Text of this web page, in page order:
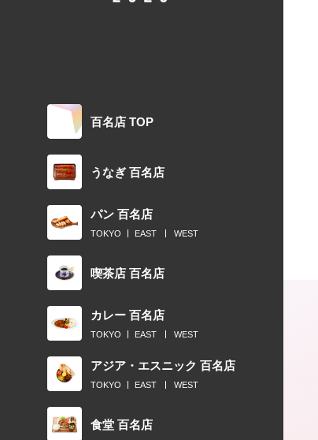
百名店 TOP
うなぎ 百名店
パン 百名店
TOKYO EAST WEST
喫茶店 百名店
カレー 百名店
TOKYO EAST WEST
アジア・エスニック 百名店
TOKYO EAST WEST
食堂 百名店